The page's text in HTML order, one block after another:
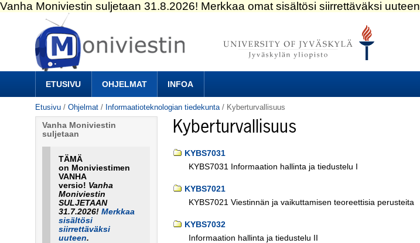
Siirry
sisältöön.
|
Siirry
navigointiin
ETUSIVU OHJELMAT INFOA
Etusivu /Ohjelmat / Informaatioteknologian tiedekunta / Kyberturvallisuus
Kyberturvallisuus
KYBS7031
KYBS7031 Informaation hallinta ja tiedustelu I
KYBS7021
KYBS7021 Viestinnän ja vaikuttamisen teoreettisia perusteita
KYBS7032
Informaation hallinta ja tiedustelu II
Vanha Moniviestin
suljetaan
TÄMÄ
on Moniviestimen
VANHA
versio! Vanha
Moniviestin
SULJETAAN
31.7.2026! Merkkaa
sisältösi
siirrettäväksi
uuteen.